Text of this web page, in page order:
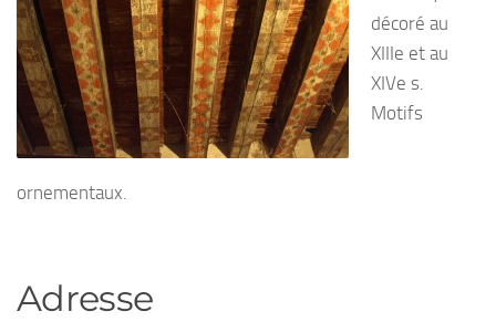
décoré au
XIIIe et au
XIVe s.
Motifs
ornementaux.
Adresse